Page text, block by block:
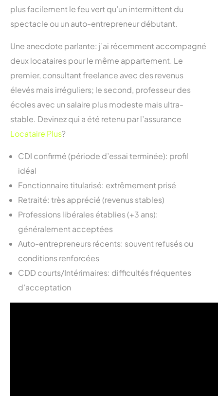
plus facilement le feu vert qu’un intermittent du
spectacle ou un auto-entrepreneur débutant.
Une anecdote parlante: j’ai récemment accompagné
deux locataires pour le même appartement. Le
premier, consultant freelance avec des revenus
élevés mais irréguliers; le second, professeur des
écoles avec un salaire plus modeste mais ultra-
stable. Devinez qui a été retenu par l’assurance
Locataire Plus?
CDI confirmé (période d’essai terminée): profil
idéal
Fonctionnaire titularisé: extrêmement prisé
Retraité: très apprécié (revenus stables)
Professions libérales établies (+3 ans):
généralement acceptées
Auto-entrepreneurs récents: souvent refusés ou
conditions renforcées
CDD courts/Intérimaires: difficultés fréquentes
d’acceptation